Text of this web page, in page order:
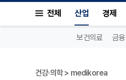
전체 산업 경제
보건의료 금
건강·의학 > medikorea